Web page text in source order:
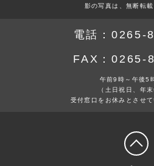
影の写真は、無断転載
電話： 0265-
FAX：0265-
午前9時～午後5
（土日祝日、年
受付窓口をお休みとさせて